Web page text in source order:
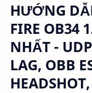
HƯỚNG
FIRE OB34
NHẤT -
LAG, OBB